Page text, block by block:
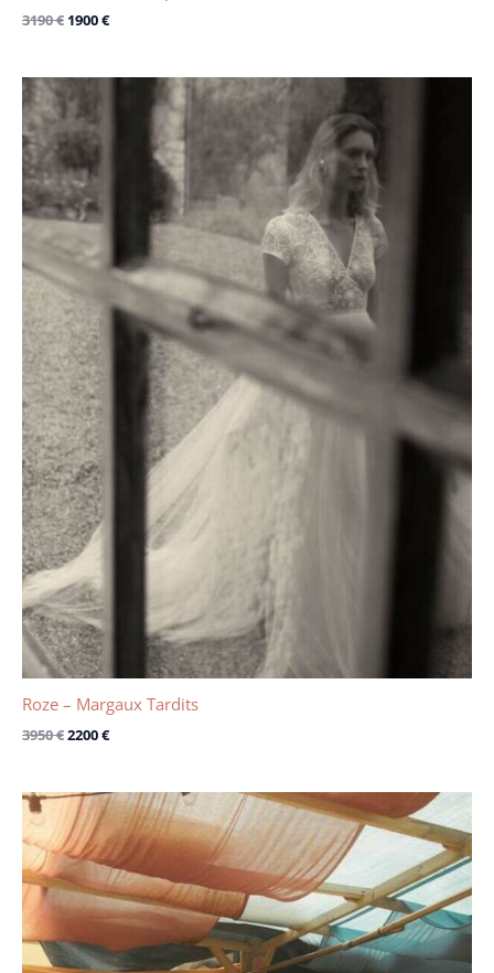
3190€ 1900€
Roze – Margaux Tardits
3950€
Le
prix
initial
était :
3950 €.
2200€
2200 €.
Le
prix
initial
était :
4050 €.
Le
prix
actuel
est :
2200 €.